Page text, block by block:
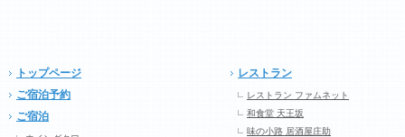
トップページ
ご宿泊予約
ご宿泊
レストラン
レストラン ファムネット
和食堂 天王坂
味の小路 居酒屋庄助